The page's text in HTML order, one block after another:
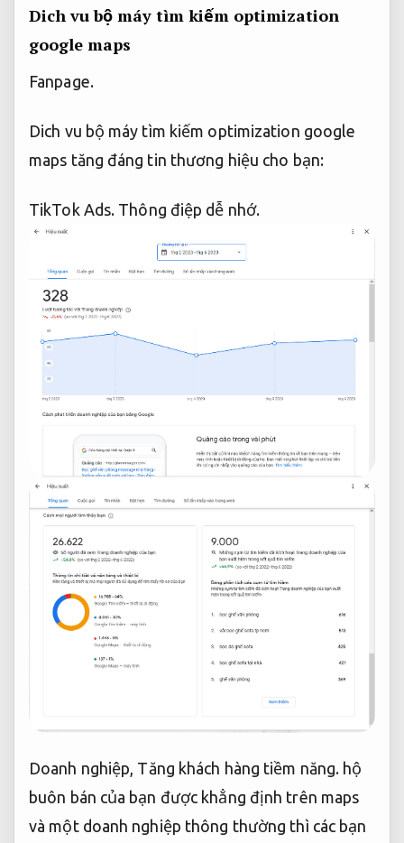
Dich vu bộ máy tìm kiếm optimization
google maps
Fanpage.
Dich vu bộ máy tìm kiếm optimization google
maps tăng đáng tin thương hiệu cho bạn:
TikTok Ads. Thông điệp dễ nhớ.
Doanh nghiệp, Tăng khách hàng tiềm năng. hộ
buôn bán của bạn được khẳng định trên maps
và một doanh nghiệp thông thường thì các bạn